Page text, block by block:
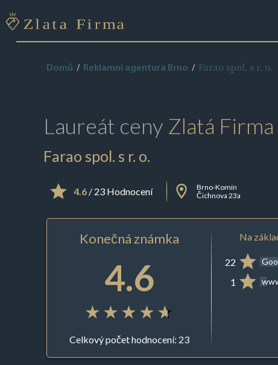
Domů Reklamní agentura Brno Farao spol. s r. o.
Laureát ceny Zlatá Firma
Farao spol. s r. o.
4.6/ 23 Hodnocení
Brno-Komín
Čichnova 23a
Konečná známka
4.6
Celkový počet hodnocení: 23
Na
22
1